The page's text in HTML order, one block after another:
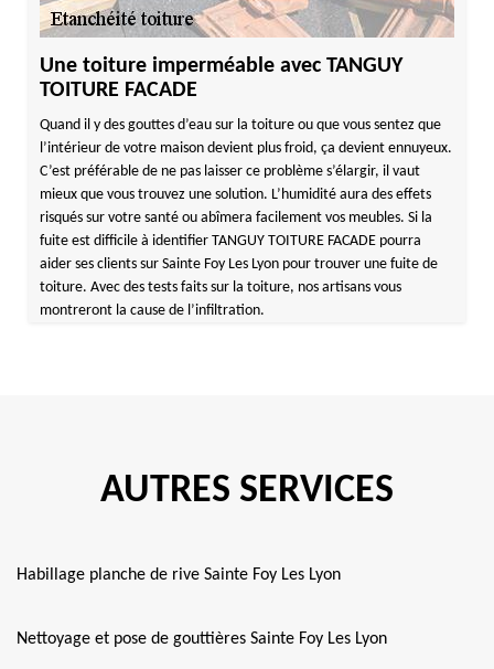
Une toiture imperméable avec TANGUY
TOITURE FACADE
Quand il y des gouttes d’eau sur la toiture ou que vous sentez que
l’intérieur de votre maison devient plus froid, ça devient ennuyeux.
C’est préférable de ne pas laisser ce problème s’élargir, il vaut
mieux que vous trouvez une solution. L’humidité aura des effets
risqués sur votre santé ou abîmera facilement vos meubles. Si la
fuite est difficile à identifier TANGUY TOITURE FACADE pourra
aider ses clients sur Sainte Foy Les Lyon pour trouver une fuite de
toiture. Avec des tests faits sur la toiture, nos artisans vous
montreront la cause de l’infiltration.
AUTRES SERVICES
Habillage planche de rive Sainte Foy Les Lyon
Nettoyage et pose de gouttières Sainte Foy Les Lyon